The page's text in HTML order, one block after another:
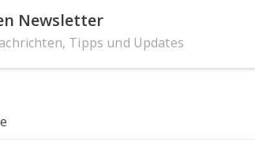
Newsletter
Tipps und Updates